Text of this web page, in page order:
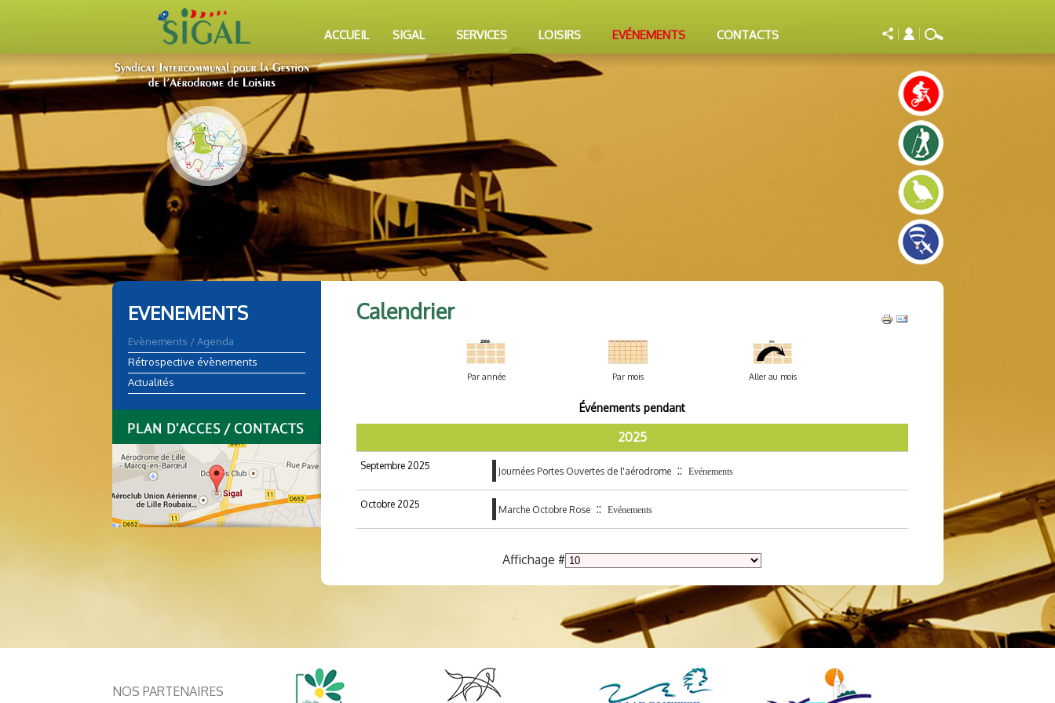
ACCUEIL SIGAL SERVICES LOISIRS EVÉNEMENTS CONTACTS
EVENEMENTS
Evènements / Agenda
Rétrospective évènements
Actualités
Calendrier
Par année Par mois Aller au mois
Événements pendant
2025
Septembre 2025 Journées Portes Ouvertes de l'aérodrome:: Evénements
Octobre 2025 Marche Octobre Rose:: Evénements
Affichage #
NOS PARTENAIRES